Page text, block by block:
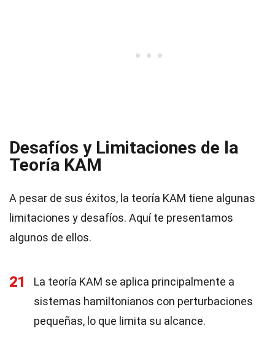
Desafíos y Limitaciones de la
Teoría KAM
A pesar de sus éxitos, la teoría KAM tiene algunas
limitaciones y desafíos. Aquí te presentamos
algunos de ellos.
21
La teoría KAM se aplica principalmente a
sistemas hamiltonianos con perturbaciones
pequeñas, lo que limita su alcance.